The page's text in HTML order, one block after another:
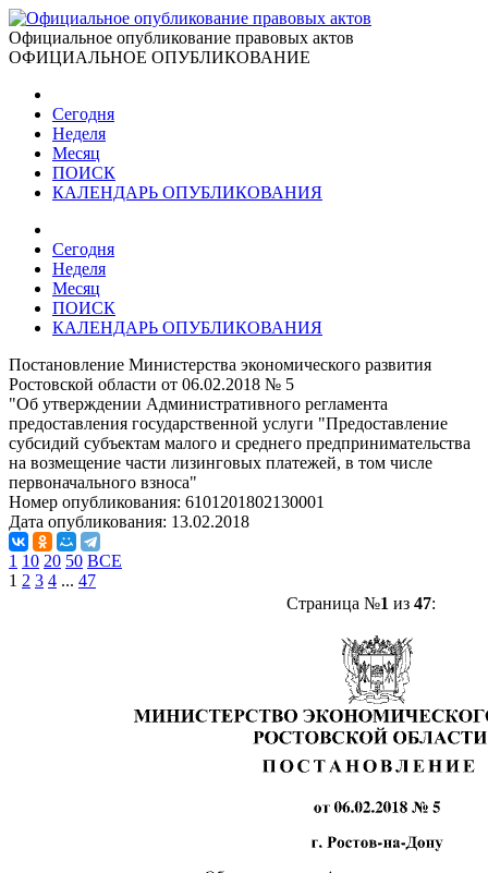
Официальное опубликование правовых актов
ОФИЦИАЛЬНОЕ ОПУБЛИКОВАНИЕ
Сегодня
Неделя
Месяц
ПОИСК
КАЛЕНДАРЬ ОПУБЛИКОВАНИЯ
Сегодня
Неделя
Месяц
ПОИСК
КАЛЕНДАРЬ ОПУБЛИКОВАНИЯ
Постановление Министерства экономического развития
Ростовской области от 06.02.2018 № 5
"Об утверждении Административного регламента
предоставления государственной услуги "Предоставление
субсидий субъектам малого и среднего предпринимательства
на возмещение части лизинговых платежей, в том числе
первоначального взноса"
Номер опубликования: 6101201802130001
Дата опубликования: 13.02.2018
1 10 20 50 ВСЕ
1 2 3 4 ... 47
Страница №1 из 47: